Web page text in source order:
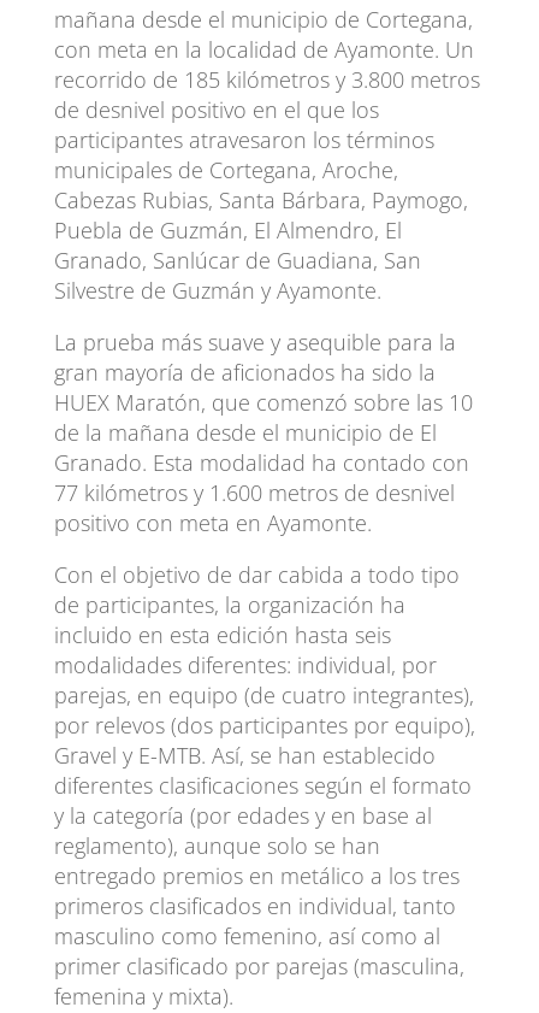
mañana desde el municipio de Cortegana,
con meta en la localidad de Ayamonte. Un
recorrido de 185 kilómetros y 3.800 metros
de desnivel positivo en el que los
participantes atravesaron los términos
municipales de Cortegana, Aroche,
Cabezas Rubias, Santa Bárbara, Paymogo,
Puebla de Guzmán, El Almendro, El
Granado, Sanlúcar de Guadiana, San
Silvestre de Guzmán y Ayamonte.
La prueba más suave y asequible para la
gran mayoría de aficionados ha sido la
HUEX Maratón, que comenzó sobre las 10
de la mañana desde el municipio de El
Granado. Esta modalidad ha contado con
77 kilómetros y 1.600 metros de desnivel
positivo con meta en Ayamonte.
Con el objetivo de dar cabida a todo tipo
de participantes, la organización ha
incluido en esta edición hasta seis
modalidades diferentes: individual, por
parejas, en equipo (de cuatro integrantes),
por relevos (dos participantes por equipo),
Gravel y E-MTB. Así, se han establecido
diferentes clasificaciones según el formato
y la categoría (por edades y en base al
reglamento), aunque solo se han
entregado premios en metálico a los tres
primeros clasificados en individual, tanto
masculino como femenino, así como al
primer clasificado por parejas (masculina,
femenina y mixta).